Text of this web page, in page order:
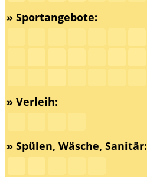
» Sportangebote:
» Verleih:
» Spülen, Wäsche, Sanitär: